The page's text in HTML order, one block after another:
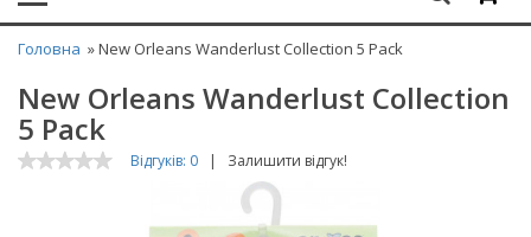
Головна » New Orleans Wanderlust Collection 5 Pack
New Orleans Wanderlust Collection
5 Pack
Відгуків: 0 | Залишити відгук!